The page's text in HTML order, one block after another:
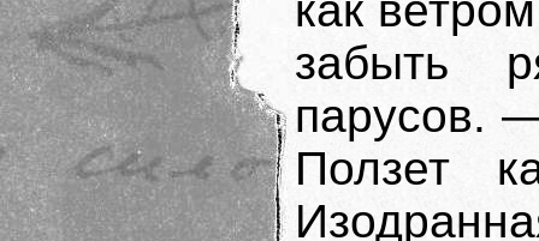
забыть
парусов.
Ползет